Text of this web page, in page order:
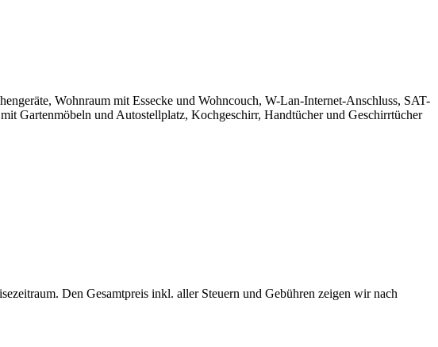
Wohnraum mit Essecke und Wohncouch, W-Lan-Internet-Anschluss, SAT-
Gartenmöbeln und Autostellplatz, Kochgeschirr, Handtücher und Geschirrtücher
Den Gesamtpreis inkl. aller Steuern und Gebühren zeigen wir nach